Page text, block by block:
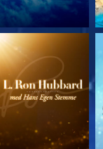
UTFORSK SERIEN